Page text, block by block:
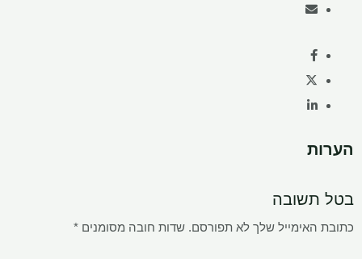
הערות
בטל תשובה
כתובת האימייל שלך לא תפורסם. שדות חובה מסומנים *